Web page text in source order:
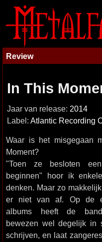
Review
In This
Jaar van release: 2014
Label: Atlantic Recording
Waar is het misgegaan
Moment?
"Toen ze besloten
beginnen" hoor ik
denken. Maar zo
er niet van af. Op de
albums heeft de
bewezen wel degelijk in
schrijven, en laat